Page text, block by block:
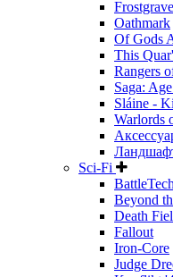
Oathmark
Of Gods
This
Rangers
Saga:
Sláine -
Warlords
Sci-Fi
BattleTech
Beyond
Death
Fallout
Iron-Core
Judge